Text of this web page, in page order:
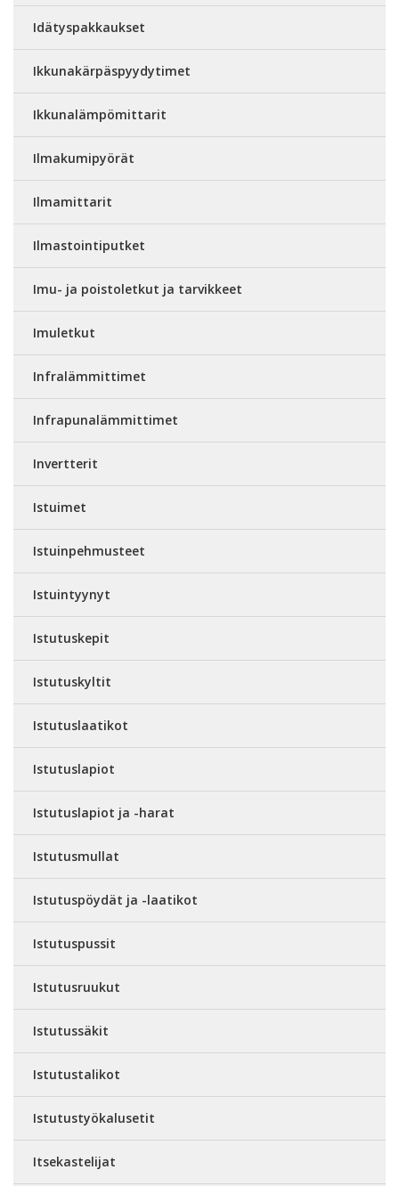
Idätyspakkaukset
Ikkunakärpäspyydytimet
Ikkunalämpömittarit
Ilmakumipyörät
Ilmamittarit
Ilmastointiputket
Imu- ja poistoletkut ja tarvikkeet
Imuletkut
Infralämmittimet
Infrapunalämmittimet
Invertterit
Istuimet
Istuinpehmusteet
Istuintyynyt
Istutuskepit
Istutuskyltit
Istutuslaatikot
Istutuslapiot
Istutuslapiot ja -harat
Istutusmullat
Istutuspöydät ja -laatikot
Istutuspussit
Istutusruukut
Istutussäkit
Istutustalikot
Istutustyökalusetit
Itsekastelijat